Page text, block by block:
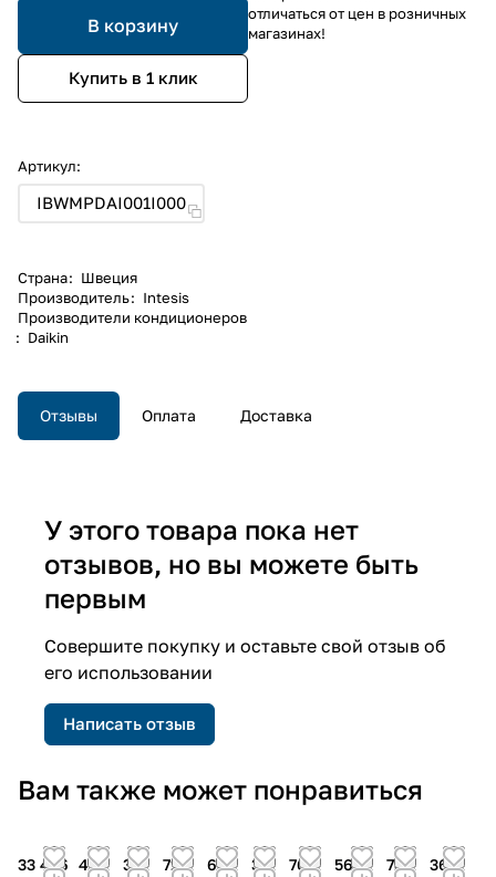
В корзину
Купить в 1 клик
Артикул:
IBWMPDAI001I000
Страна: Швеция
Производитель: Intesis
Производители кондиционеров
: Daikin
отличаться от цен в розничных
магазинах!
Отзывы Оплата Доставка
У этого товара пока нет
отзывов, но вы можете быть
первым
Совершите покупку и оставьте свой отзыв об
его использовании
Написать отзыв
Вам также может понравиться
33 456 416
36
713
60
36
76
56
730
365